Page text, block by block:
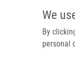
We
By
personal